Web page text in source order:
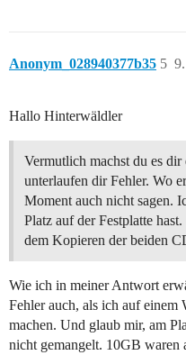
Anonym_028940377b35 5
Hallo Hinterwäldler
Vermutlich machst du es
unterlaufen dir Fehler. Wo
Moment auch nicht sagen.
Platz auf der Festplatte
dem Kopieren der beiden
Wie ich in meiner Antwort
Fehler auch, als ich auf einem
machen. Und glaub mir, am
nicht gemangelt. 10GB waren